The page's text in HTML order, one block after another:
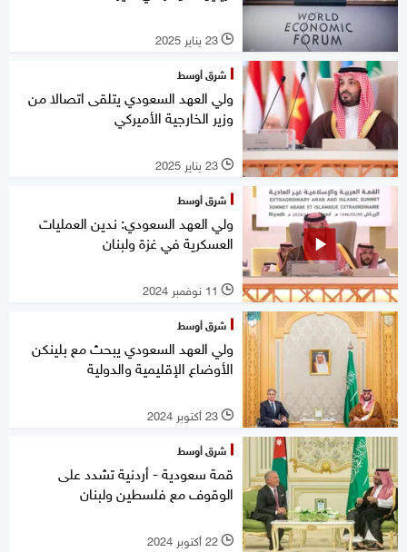
l 23 يناير 2025
شرق أوسط
ولي العهد السعودي يتلقى اتصالا من
وزير الخارجية الأميركي
l 23 يناير 2025
شرق أوسط
ولي العهد السعودي: ندين العمليات
العسكرية في غزة ولبنان
l 11 نوفمبر 2024
شرق أوسط
ولي العهد السعودي يبحث مع بلينكن
الأوضاع الإقليمية والدولية
l 23 أكتوبر 2024
شرق أوسط
قمة سعودية - أردنية تشدد على
الوقوف مع فلسطين ولبنان
l 22 أكتوبر 2024